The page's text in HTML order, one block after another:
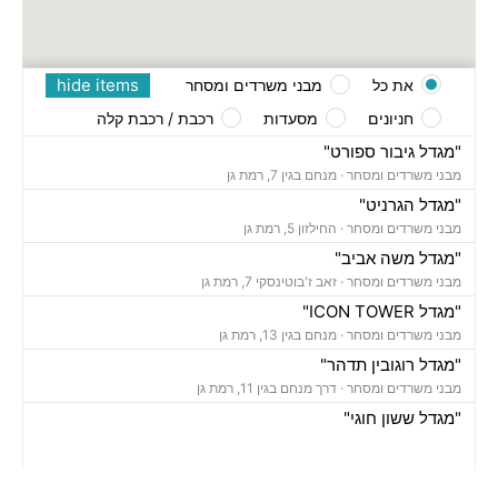
"מגדל גיבור ספורט"
מבני משרדים ומסחר · מנחם בגין 7, רמת גן
"מגדל הגרניט"
מבני משרדים ומסחר · החילזון 5, רמת גן
"מגדל משה אביב"
מבני משרדים ומסחר · זאב ז'בוטינסקי 7, רמת גן
"מגדל ICON TOWER"
מבני משרדים ומסחר · מנחם בגין 13, רמת גן
"מגדל רוגובין תדהר"
מבני משרדים ומסחר · דרך מנחם בגין 11, רמת גן
"מגדל ששון חוגי"
hide items את כל
מבני משרדים ומסחר
חניונים
מסעדות רכבת / רכבת קלה